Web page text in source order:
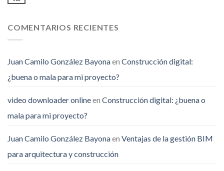
COMENTARIOS RECIENTES
Juan Camilo González Bayonaen Construcción digital:
¿buena o mala para mi proyecto?
video downloader onlineen Construcción digital: ¿buena o
mala para mi proyecto?
Juan Camilo González Bayonaen Ventajas de la gestión BIM
para arquitectura y construcción